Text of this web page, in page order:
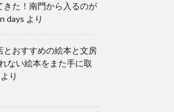
きた！南門から入るのが
days より
とおすすめの絵本と文房
ない絵本をまた手に取
より